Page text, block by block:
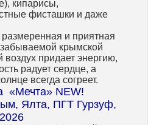
кипарисы,
фисташки и даже
и приятная
крымской
придает энергию,
радует сердце, а
всегда согреет.
«Мечта» NEW!
Ялта, ПГТ Гурзуф,
2026